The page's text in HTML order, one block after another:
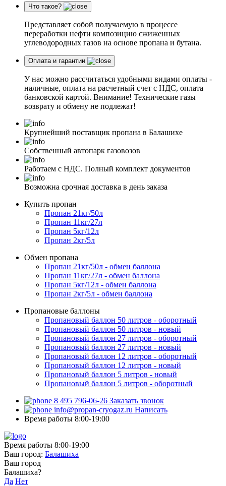
Что такое?
Представляет собой получаемую в процессе
переработки нефти композицию сжиженных
углеводородных газов на основе пропана и бутана.
Оплата и гарантии
У нас можно рассчитаться удобными видами оплаты -
наличные, оплата на расчетный счет с НДС, оплата
банковской картой. Внимание! Технические газы
возврату и обмену не подлежат!
Крупнейший поставщик пропана в Балашихе
Собственный автопарк газовозов
Работаем с НДС. Полный комплект документов
Возможна срочная доставка в день заказа
Купить пропан
Пропан 21кг/50л
Пропан 11кг/27л
Пропан 5кг/12л
Пропан 2кг/5л
Обмен пропана
Пропан 21кг/50л - обмен баллона
Пропан 11кг/27л - обмен баллона
Пропан 5кг/12л - обмен баллона
Пропан 2кг/5л - обмен баллона
Пропановые баллоны
Пропановый баллон 50 литров - оборотный
Пропановый баллон 50 литров - новый
Пропановый баллон 27 литров - оборотный
Пропановый баллон 27 литров - новый
Пропановый баллон 12 литров - оборотный
Пропановый баллон 12 литров - новый
Пропановый баллон 5 литров - новый
Пропановый баллон 5 литров - оборотный
8 495 796-06-26 Заказать звонок
info@propan-cryogaz.ru Написать
Время работы 8:00-19:00
Время работы 8:00-19:00
Ваш город: Балашиха
Ваш город
Балашиха?
Да Нет